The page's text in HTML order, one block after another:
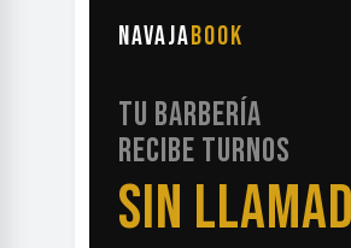
NAVAJABOOK
TU BARBERÍA
RECIBE TURNOS
SIN